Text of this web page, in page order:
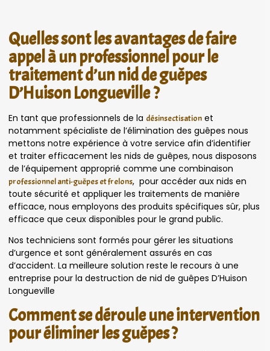
Quelles sont les avantages de faire
appel à un professionnel pour le
traitement d’un nid de guêpes
D’Huison Longueville ?
En tant que professionnels de la désinsectisation et
notamment spécialiste de l’élimination des guêpes nous
mettons notre expérience à votre service afin d’identifier
et traiter efficacement les nids de guêpes, nous disposons
de l’équipement approprié comme une combinaison
professionnel anti-guêpes et frelons, pour accéder aux nids en
toute sécurité et appliquer les traitements de manière
efficace, nous employons des produits spécifiques sûr, plus
efficace que ceux disponibles pour le grand public.
Nos techniciens sont formés pour gérer les situations
d’urgence et sont généralement assurés en cas
d’accident. La meilleure solution reste le recours à une
entreprise pour la destruction de nid de guêpes D’Huison
Longueville
Comment se déroule une intervention
pour éliminer les guêpes ?